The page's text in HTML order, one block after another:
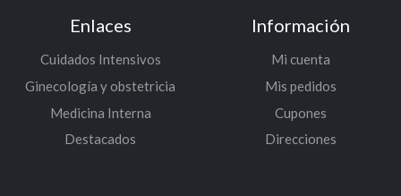
Enlaces
Cuidados Intensivos
Ginecología y obstetricia
Medicina Interna
Destacados
Información
Mi cuenta
Mis pedidos
Cupones
Direcciones